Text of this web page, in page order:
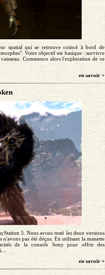
spatial qui se retrouve coincé à bord de
Votre objectif est basique : survivre
Commence alors l'exploration de ce
en savoir +
5. Nous avons testé les deux versions
pas été déçus. En utilisant la manette
de la console Sony pour offrir des
en savoir +